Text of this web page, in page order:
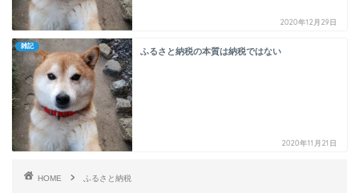
2020年12月29日
雑記
ふるさと納税の本質は納税ではない
2020年11月21日
HOME ふるさと納税